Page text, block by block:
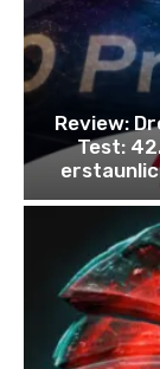
Review:
Test: